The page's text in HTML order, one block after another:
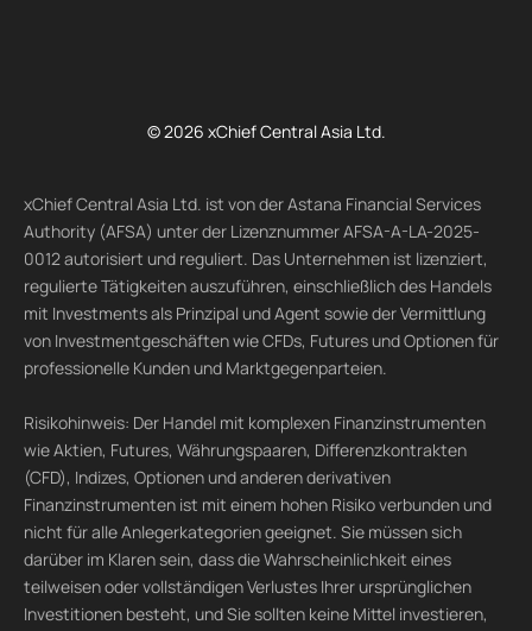
© 2026 xChief Central Asia Ltd.
xChief Central Asia Ltd. ist von der Astana Financial Services
Authority (AFSA) unter der Lizenznummer AFSA-A-LA-2025-
0012 autorisiert und reguliert. Das Unternehmen ist lizenziert,
regulierte Tätigkeiten auszuführen, einschließlich des Handels
mit Investments als Prinzipal und Agent sowie der Vermittlung
von Investmentgeschäften wie CFDs, Futures und Optionen für
professionelle Kunden und Marktgegenparteien.
Risikohinweis: Der Handel mit komplexen Finanzinstrumenten
wie Aktien, Futures, Währungspaaren, Differenzkontrakten
(CFD), Indizes, Optionen und anderen derivativen
Finanzinstrumenten ist mit einem hohen Risiko verbunden und
nicht für alle Anlegerkategorien geeignet. Sie müssen sich
darüber im Klaren sein, dass die Wahrscheinlichkeit eines
teilweisen oder vollständigen Verlustes Ihrer ursprünglichen
Investitionen besteht, und Sie sollten keine Mittel investieren,